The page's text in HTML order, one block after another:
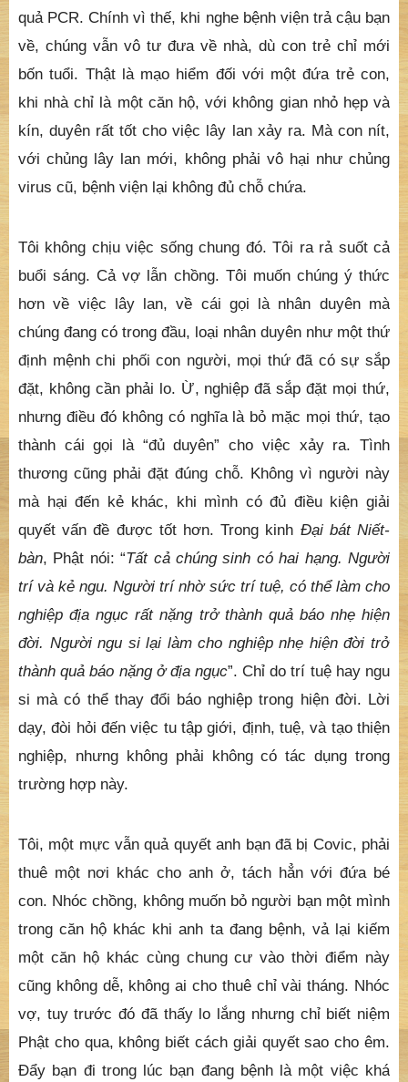
quả PCR. Chính vì thế, khi nghe bệnh viện trả cậu bạn
về, chúng vẫn vô tư đưa về nhà, dù con trẻ chỉ mới
bốn tuổi. Thật là mạo hiểm đối với một đứa trẻ con,
khi nhà chỉ là một căn hộ, với không gian nhỏ hẹp và
kín, duyên rất tốt cho việc lây lan xảy ra. Mà con nít,
với chủng lây lan mới, không phải vô hại như chủng
virus cũ, bệnh viện lại không đủ chỗ chứa.
Tôi không chịu việc sống chung đó. Tôi ra rả suốt cả
buổi sáng. Cả vợ lẫn chồng. Tôi muốn chúng ý thức
hơn về việc lây lan, về cái gọi là nhân duyên mà
chúng đang có trong đầu, loại nhân duyên như một thứ
định mệnh chi phối con người, mọi thứ đã có sự sắp
đặt, không cần phải lo. Ừ, nghiệp đã sắp đặt mọi thứ,
nhưng điều đó không có nghĩa là bỏ mặc mọi thứ, tạo
thành cái gọi là “đủ duyên” cho việc xảy ra. Tình
thương cũng phải đặt đúng chỗ. Không vì người này
mà hại đến kẻ khác, khi mình có đủ điều kiện giải
quyết vấn đề được tốt hơn. Trong kinh Đại bát Niết-
bàn, Phật nói: “Tất cả chúng sinh có hai hạng. Người
trí và kẻ ngu. Người trí nhờ sức trí tuệ, có thể làm cho
nghiệp địa ngục rất nặng trở thành quả báo nhẹ hiện
đời. Người ngu si lại làm cho nghiệp nhẹ hiện đời trở
thành quả báo nặng ở địa ngục”. Chỉ do trí tuệ hay ngu
si mà có thể thay đổi báo nghiệp trong hiện đời. Lời
dạy, đòi hỏi đến việc tu tập giới, định, tuệ, và tạo thiện
nghiệp, nhưng không phải không có tác dụng trong
trường hợp này.
Tôi, một mực vẫn quả quyết anh bạn đã bị Covic, phải
thuê một nơi khác cho anh ở, tách hẳn với đứa bé
con. Nhóc chồng, không muốn bỏ người bạn một mình
trong căn hộ khác khi anh ta đang bệnh, vả lại kiếm
một căn hộ khác cùng chung cư vào thời điểm này
cũng không dễ, không ai cho thuê chỉ vài tháng. Nhóc
vợ, tuy trước đó đã thấy lo lắng nhưng chỉ biết niệm
Phật cho qua, không biết cách giải quyết sao cho êm.
Đẩy bạn đi trong lúc bạn đang bệnh là một việc khá